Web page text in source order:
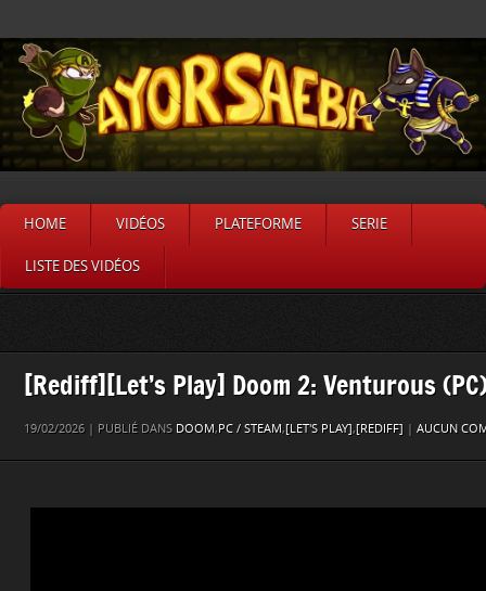
HOME VIDÉOS PLATEFORME SERIE
LISTE DES VIDÉOS
[Rediff][Let’s Play] Doom 2: Venturous
19/02/2026 | PUBLIÉ DANS DOOM,PC / STEAM,[LET'S PLAY],[REDIFF] AUCUN